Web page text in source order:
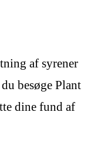
af syrener
besøge Plant
dine fund af